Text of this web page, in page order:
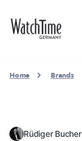
Home Brands
Rüdiger Bucher